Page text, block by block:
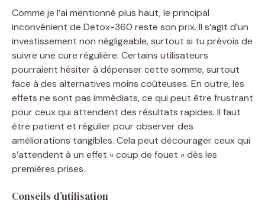
Comme je l’ai mentionné plus haut, le principal
inconvénient de Detox-360 reste son prix. Il s’agit d’un
investissement non négligeable, surtout si tu prévois de
suivre une cure régulière. Certains utilisateurs
pourraient hésiter à dépenser cette somme, surtout
face à des alternatives moins coûteuses. En outre, les
effets ne sont pas immédiats, ce qui peut être frustrant
pour ceux qui attendent des résultats rapides. Il faut
être patient et régulier pour observer des
améliorations tangibles. Cela peut décourager ceux qui
s’attendent à un effet « coup de fouet » dès les
premières prises.
Conseils d’utilisation